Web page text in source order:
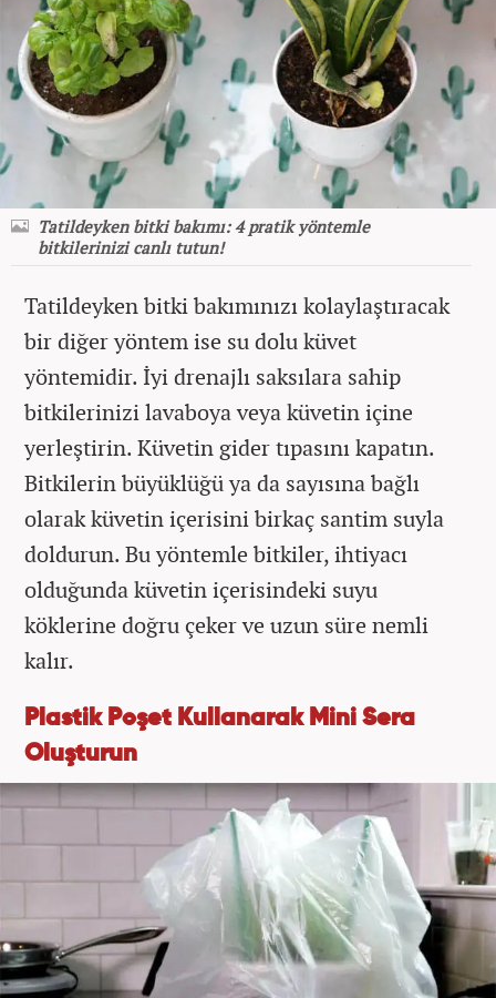
Tatildeyken bitki bakımı: 4 pratik yöntemle
bitkilerinizi canlı tutun!
Tatildeyken bitki bakımınızı kolaylaştıracak
bir diğer yöntem ise su dolu küvet
yöntemidir. İyi drenajlı saksılara sahip
bitkilerinizi lavaboya veya küvetin içine
yerleştirin. Küvetin gider tıpasını kapatın.
Bitkilerin büyüklüğü ya da sayısına bağlı
olarak küvetin içerisini birkaç santim suyla
doldurun. Bu yöntemle bitkiler, ihtiyacı
olduğunda küvetin içerisindeki suyu
köklerine doğru çeker ve uzun süre nemli
kalır.
Plastik Poşet Kullanarak Mini Sera
Oluşturun